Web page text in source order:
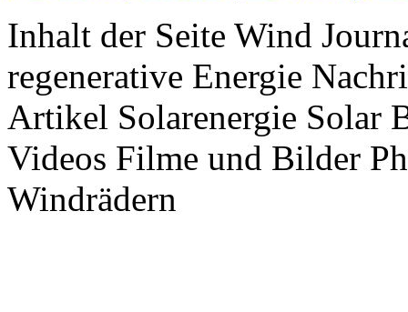
Inhalt der Seite Wind
regenerative Energie
Artikel Solarenergie Solar
Videos Filme und Bilder
Windrädern